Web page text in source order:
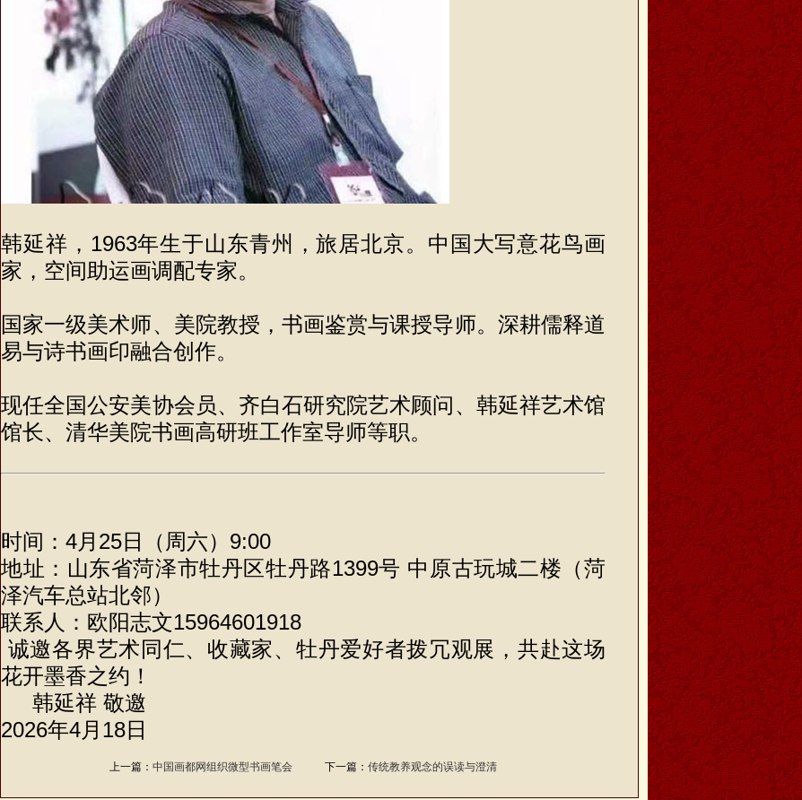
韩延祥，1963年生于山东青州，旅居北京。中国大写意花鸟画
家，空间助运画调配专家。
国家一级美术师、美院教授，书画鉴赏与课授导师。深耕儒释道
易与诗书画印融合创作。
现任全国公安美协会员、齐白石研究院艺术顾问、韩延祥艺术馆
馆长、清华美院书画高研班工作室导师等职。
时间：4月25日（周六）9:00
地址：山东省菏泽市牡丹区牡丹路1399号 中原古玩城二楼（菏
泽汽车总站北邻）
联系人：欧阳志文15964601918
诚邀各界艺术同仁、收藏家、牡丹爱好者拨冗观展，共赴这场
花开墨香之约！
韩延祥 敬邀
2026年4月18日
上一篇： 中国画都网组织微型书画笔会 下一篇： 传统教养观念的误读与澄清